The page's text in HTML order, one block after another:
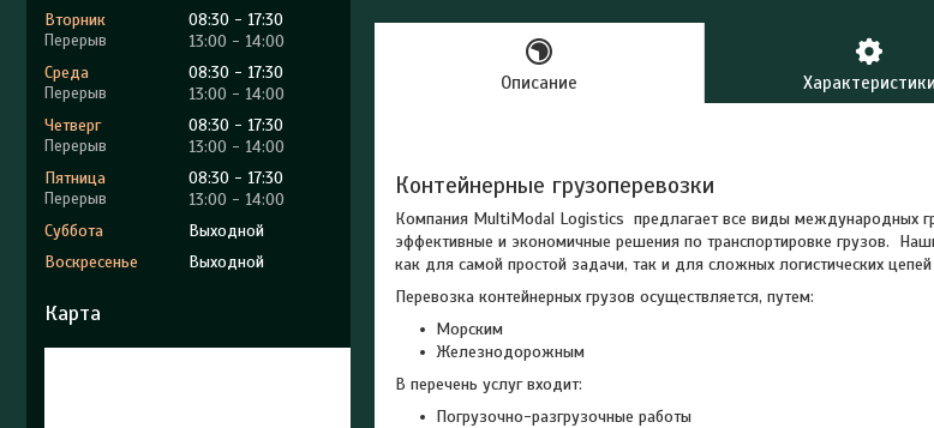
Описание Характеристики
Контейнерные грузоперевозки
Компания MultiModal Logistics предлагает все виды международных
эффективные и экономичные решения по транспортировке грузов.
как для самой простой задачи, так и для сложных логистических цепей
Перевозка контейнерных грузов осуществляется, путем:
Морским
Железнодорожным
В перечень услуг входит:
Погрузочно-разгрузочные работы
Вторник
08:30
17:30
13:00
14:00
Среда
08:30
17:30
13:00
14:00
Четверг
08:30
17:30
13:00
14:00
Пятница
08:30
17:30
13:00
14:00
Суббота
Выходной
Воскресенье
Выходной
Карта